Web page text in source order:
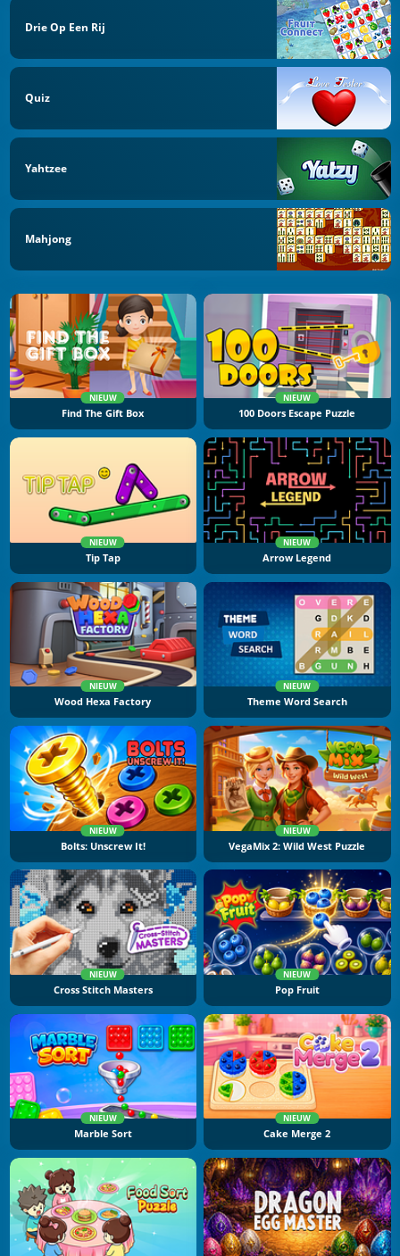
Drie Op Een Rij
Quiz
Yahtzee
Mahjong
NIEUW
Find The Gift Box
NIEUW
100 Doors Escape Puzzle
NIEUW
Tip Tap
NIEUW
Arrow Legend
NIEUW
Wood Hexa Factory
NIEUW
Theme Word Search
NIEUW
Bolts: Unscrew It!
NIEUW
VegaMix 2: Wild West Puzzle
NIEUW
Cross Stitch Masters
NIEUW
Pop Fruit
NIEUW
Marble Sort
NIEUW
Cake Merge 2